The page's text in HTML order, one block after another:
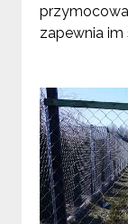
zapewnia im